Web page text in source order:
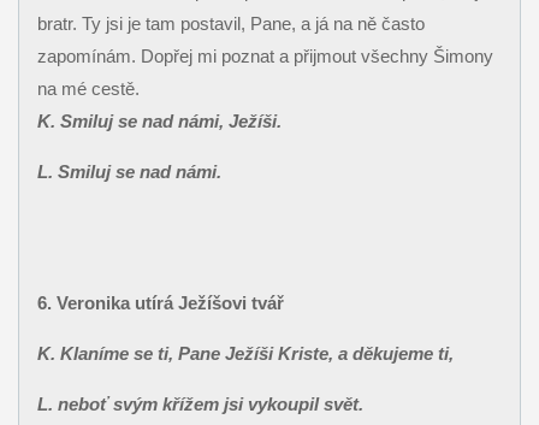
bratr. Ty jsi je tam postavil, Pane, a já na ně často
zapomínám. Dopřej mi poznat a přijmout všechny Šimony
na mé cestě.
K. Smiluj se nad námi, Ježíši.
L. Smiluj se nad námi.
6. Veronika utírá Ježíšovi tvář
K. Klaníme se ti, Pane Ježíši Kriste, a děkujeme ti,
L. neboť svým křížem jsi vykoupil svět.